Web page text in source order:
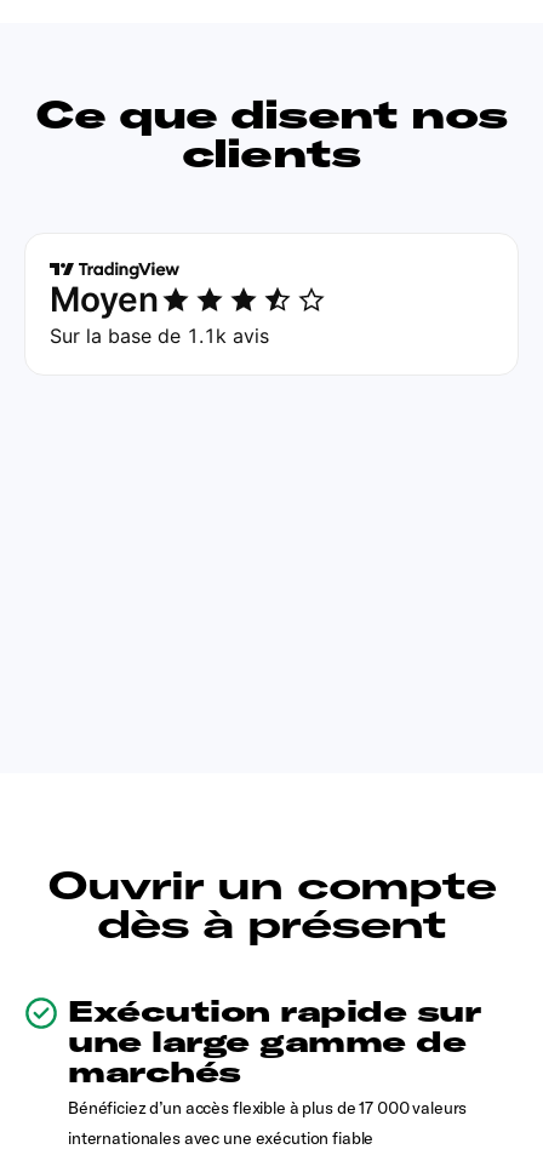
Ce que disent nos
clients
Ouvrir un compte
dès à présent
Exécution rapide sur
une large gamme de
marchés
Bénéficiez d’un accès flexible à plus de 17 000 valeurs
internationales avec une exécution fiable